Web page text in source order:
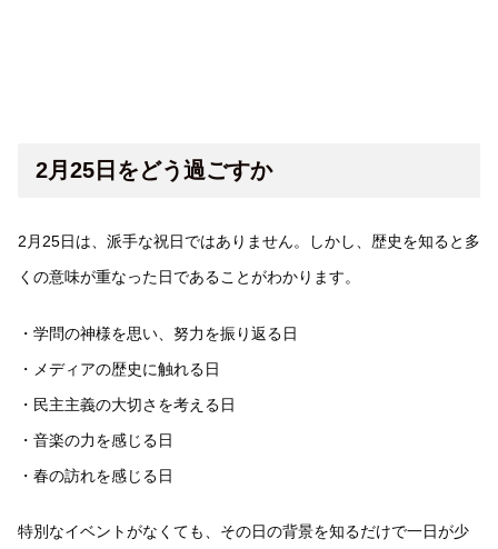
2月25日をどう過ごすか
2月25日は、派手な祝日ではありません。しかし、歴史を知ると多
くの意味が重なった日であることがわかります。
・学問の神様を思い、努力を振り返る日
・メディアの歴史に触れる日
・民主主義の大切さを考える日
・音楽の力を感じる日
・春の訪れを感じる日
特別なイベントがなくても、その日の背景を知るだけで一日が少